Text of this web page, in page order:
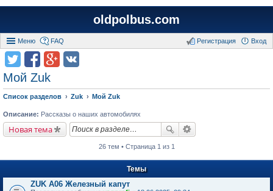
oldpolbus.com
Меню FAQ Вход
Регистрация
Мой Zuk
Список разделов Zuk Мой Zuk
Описание: Рассказы о наших автомобилях
Новая тема
26 тем • Страница 1 из 1
Темы
ZUK A06 Железный капут